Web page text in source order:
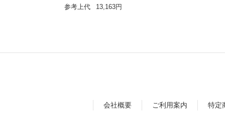
参考上代
13,163円
会社概要 ご利用案内 特定